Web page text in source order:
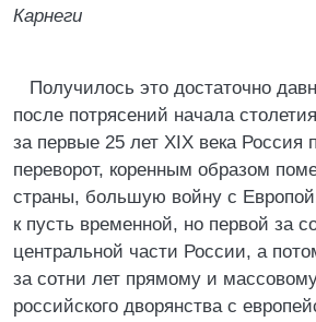
Карнеги
Получилось это достаточно
после потрясений начала
за первые 25 лет XIX века Россия
переворот, коренным образом
страны, большую войну с
к пусть временной, но первой за
центральной части России, а
за сотни лет прямому и массовому
российского дворянства с